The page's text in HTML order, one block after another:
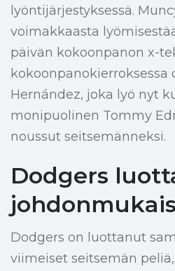
lyöntijärjestyksessä.
voimakkaasta
päivän kokoonpanon x-
kokoonpanokierroksessa
Hernández, joka lyö nyt
monipuolinen Tommy
noussut seitsemänneksi.
Dodgers
Dodgers on luottanut
viimeiset seitsemän